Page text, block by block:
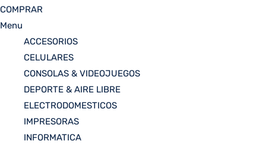
COMPRAR
Menu
ACCESORIOS
CELULARES
CONSOLAS & VIDEOJUEGOS
DEPORTE & AIRE LIBRE
ELECTRODOMESTICOS
IMPRESORAS
INFORMATICA